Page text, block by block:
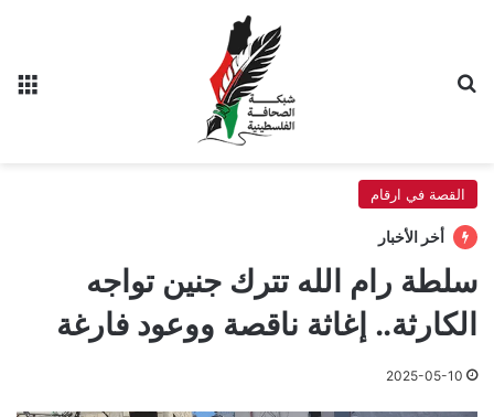
القصة في ارقام
أخر الأخبار
سلطة رام الله تترك جنين تواجه
الكارثة.. إغاثة ناقصة ووعود فارغة
2025-05-10